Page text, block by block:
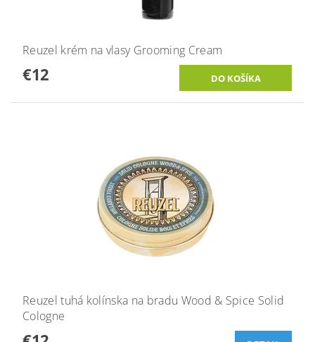
Reuzel krém na vlasy Grooming Cream
€12
Reuzel tuhá kolínska na bradu Wood & Spice Solid
Cologne